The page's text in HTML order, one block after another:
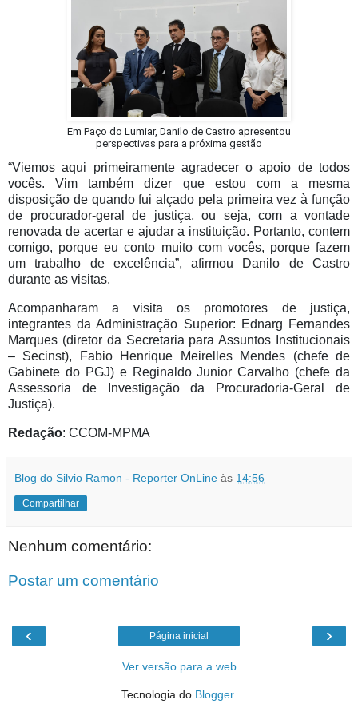
Em Paço do Lumiar, Danilo de Castro apresentou
perspectivas para a próxima gestão
“Viemos aqui primeiramente agradecer o apoio de todos
vocês. Vim também dizer que estou com a mesma
disposição de quando fui alçado pela primeira vez à função
de procurador-geral de justiça, ou seja, com a vontade
renovada de acertar e ajudar a instituição. Portanto, contem
comigo, porque eu conto muito com vocês, porque fazem
um trabalho de excelência”, afirmou Danilo de Castro
durante as visitas.
Acompanharam a visita os promotores de justiça,
integrantes da Administração Superior: Ednarg Fernandes
Marques (diretor da Secretaria para Assuntos Institucionais
– Secinst), Fabio Henrique Meirelles Mendes (chefe de
Gabinete do PGJ) e Reginaldo Junior Carvalho (chefe da
Assessoria de Investigação da Procuradoria-Geral de
Justiça).
Redação: CCOM-MPMA
Blog do Silvio Ramon - Reporter OnLine às 14:56
Compartilhar
Nenhum comentário:
Postar um comentário
‹ ›
Página inicial
Ver versão para a web
Tecnologia do Blogger.